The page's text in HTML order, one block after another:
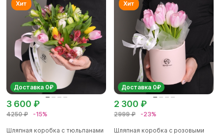
Доставка 0₽
4250 ₽ -15%
3 600 ₽
Шляпная коробка с тюльпанами
Доставка 0₽
2999 ₽ -23%
2 300 ₽
Шляпная коробка с розовыми